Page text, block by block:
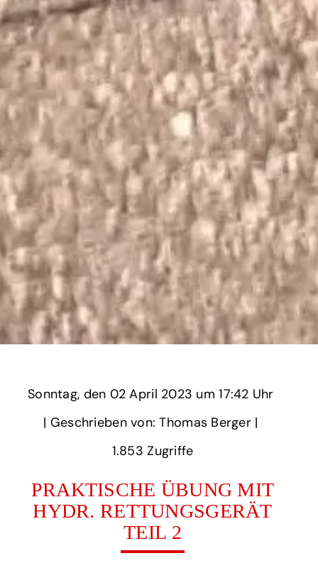
Sonntag, ‏‏‎ ‎den 02 April 2023 um‏‏‎ ‎
‎| Geschrieben von: Thomas Berger | ‎
1.853‏‏‎ ‎Zugriffe
PRAKTISCHE ÜBUNG MIT
HYDR. RETTUNGSGERÄT
TEIL 2